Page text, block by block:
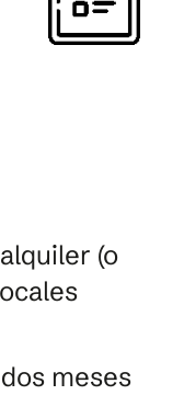
(o
meses